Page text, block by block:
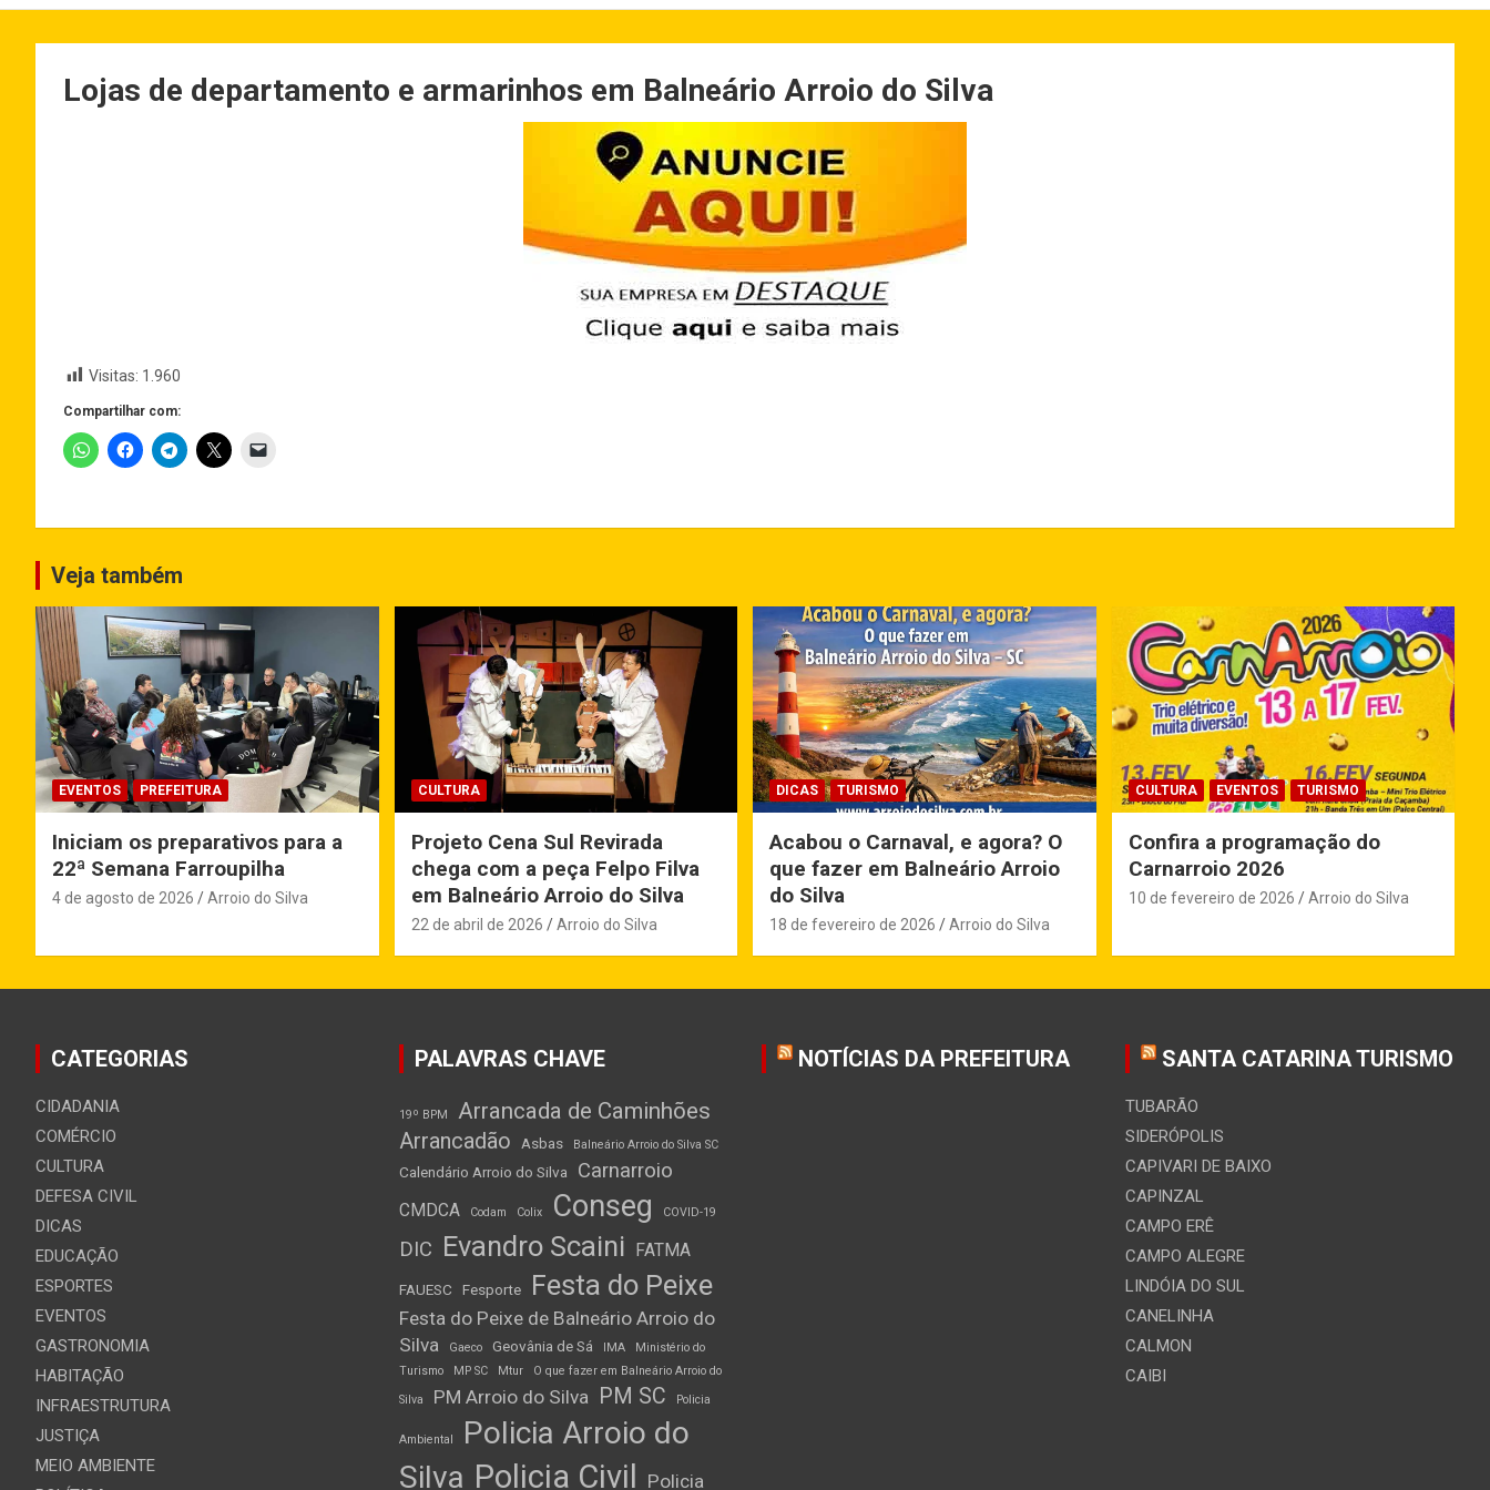
Lojas de departamento e armarinhos em Balneário Arroio do Silva
Visitas: 1.960
Compartilhar com:
Veja também
EVENTOS PREFEITURA
Iniciam os preparativos para a
22ª Semana Farroupilha
4 de agosto de 2026 Arroio do Silva
CULTURA
Projeto Cena Sul Revirada
chega com a peça Felpo Filva
em Balneário Arroio do Silva
22 de abril de 2026 Arroio do Silva
DICAS TURISMO
Acabou o Carnaval, e agora? O
que fazer em Balneário Arroio
do Silva
18 de fevereiro de 2026 Arroio do Silva
CULTURA EVENTOS TURISMO
Confira a programação do
Carnarroio 2026
10 de fevereiro de 2026 Arroio do Silva
CATEGORIAS
CIDADANIA
COMÉRCIO
CULTURA
DEFESA CIVIL
DICAS
EDUCAÇÃO
ESPORTES
EVENTOS
GASTRONOMIA
HABITAÇÃO
INFRAESTRUTURA
JUSTIÇA
MEIO AMBIENTE
PALAVRAS CHAVE
19º BPM Arrancada de Caminhões
Arrancadão Asbas Balneário Arroio do Silva SC
Calendário Arroio do Silva Carnarroio
CMDCA Codam Colix Conseg COVID-19
DIC Evandro Scaini FATMA
FAUESC Fesporte Festa do Peixe
Festa do Peixe de Balneário Arroio do
Silva
Gaeco Geovânia de Sá IMA
Ministério do
Turismo
MP SC Mtur
O que fazer em Balneário Arroio do
Silva
PM Arroio do Silva PM SC Policia
Ambiental
Policia Arroio do
Silva Policia Civil Policia
NOTÍCIAS DA PREFEITURA SANTA CATARINA TURISMO
TUBARÃO
SIDERÓPOLIS
CAPIVARI DE BAIXO
CAPINZAL
CAMPO ERÊ
CAMPO ALEGRE
LINDÓIA DO SUL
CANELINHA
CALMON
CAIBI